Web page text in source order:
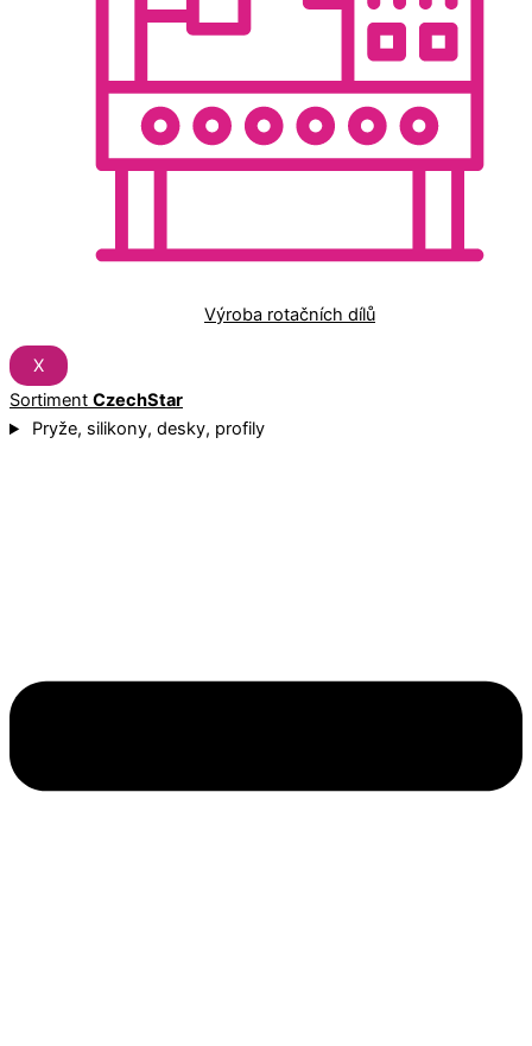
Výroba rotačních dílů
X
Sortiment CzechStar
Pryže, silikony, desky, profily